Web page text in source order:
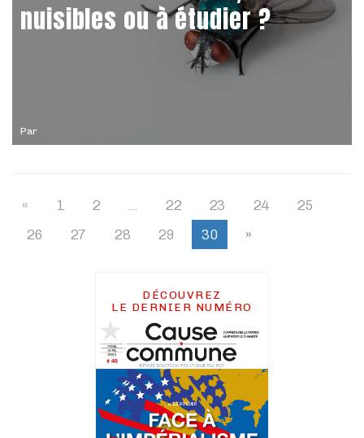
Par
nuisibles ou à étudier ?
« 1 2 … 22 23 24
25
26
27 28 29 30 »
DÉCOUVREZ
LE DERNIER NUMÉRO